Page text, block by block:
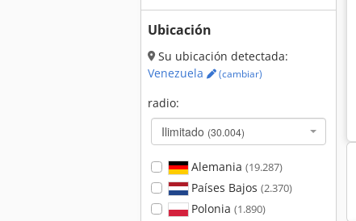
Ubicación
Su ubicación detectada:
Venezuela
(cambiar)
radio:
Ilimitado (30.004)
Alemania (19.287)
Países Bajos (2.370)
Polonia (1.890)
Rectificadora De Perfiles